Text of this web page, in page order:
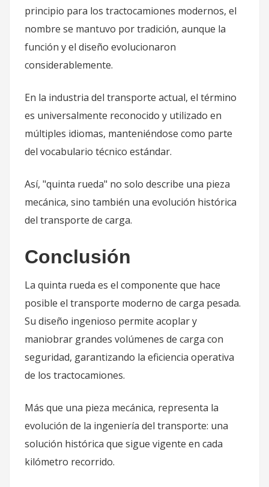
principio para los tractocamiones modernos, el
nombre se mantuvo por tradición, aunque la
función y el diseño evolucionaron
considerablemente.
En la industria del transporte actual, el término
es universalmente reconocido y utilizado en
múltiples idiomas, manteniéndose como parte
del vocabulario técnico estándar.
Así, "quinta rueda" no solo describe una pieza
mecánica, sino también una evolución histórica
del transporte de carga.
Conclusión
La quinta rueda es el componente que hace
posible el transporte moderno de carga pesada.
Su diseño ingenioso permite acoplar y
maniobrar grandes volúmenes de carga con
seguridad, garantizando la eficiencia operativa
de los tractocamiones.
Más que una pieza mecánica, representa la
evolución de la ingeniería del transporte: una
solución histórica que sigue vigente en cada
kilómetro recorrido.